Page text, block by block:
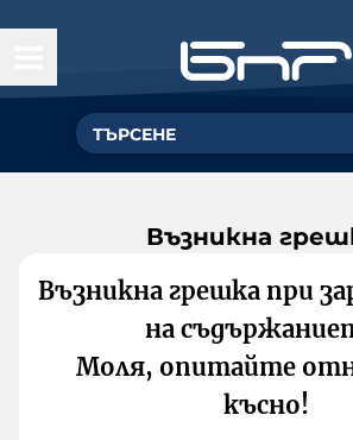
Възникна
Възникна грешка при
на
Моля, опитайте
късно!